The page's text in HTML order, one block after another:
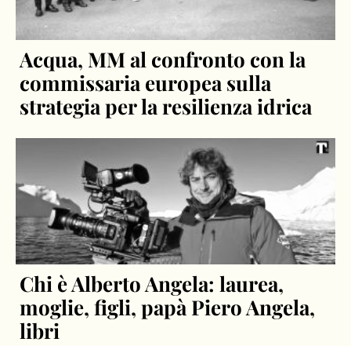
Acqua, MM al confronto con la
commissaria europea sulla
strategia per la resilienza idrica
Chi è Alberto Angela: laurea,
moglie, figli, papà Piero Angela,
libri